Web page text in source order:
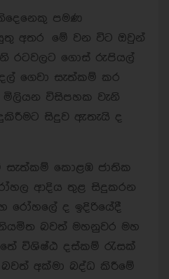
පමණ
අතර මේ වන විට ඔවුන්
රටවලට ගොස් රුපියල්
ගෙවා සැත්කම් කර
මිලියන විසිපහක වැනි
සිදුව ඇතැයි ද
සැත්කම් කොළඹ ජාතික
ආදිය තුළ සිදුකරන
රෝහලේ ද ඉදිරියේදී
බවත් මහනුවර මහ
විශිෂ්ඨ දස්කම් රැසක්
අක්මා බද්ධ කිරීමේ